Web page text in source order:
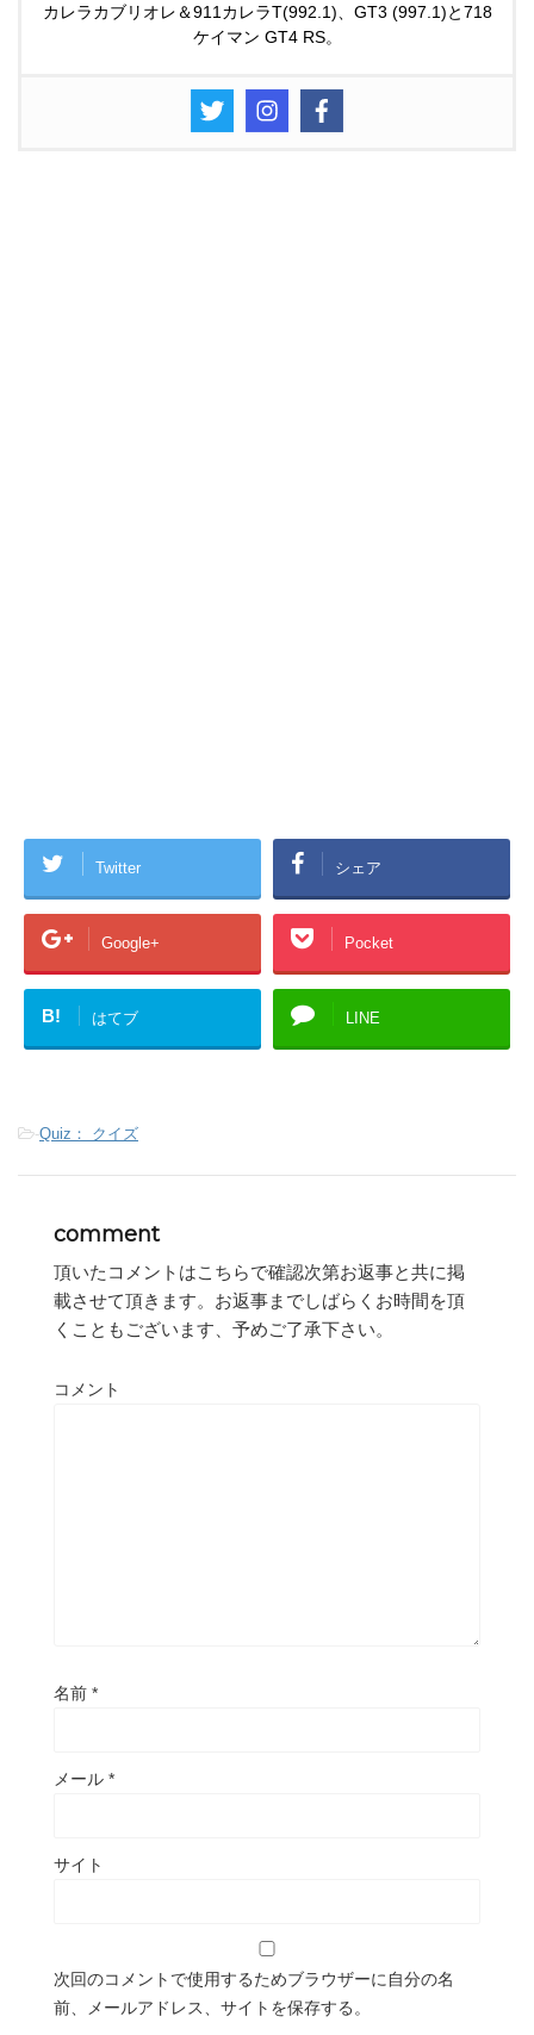
カレラカブリオレ＆911カレラT(992.1)、GT3 (997.1)と718
ケイマン GT4 RS。
Twitter シェア
Google+ Pocket
B! はてブ LINE
-Quiz： クイズ
comment
頂いたコメントはこちらで確認次第お返事と共に掲
載させて頂きます。お返事までしばらくお時間を頂
くこともございます、予めご了承下さい。
コメント
名前 *
メール *
サイト
次回のコメントで使用するためブラウザーに自分の名
前、メールアドレス、サイトを保存する。